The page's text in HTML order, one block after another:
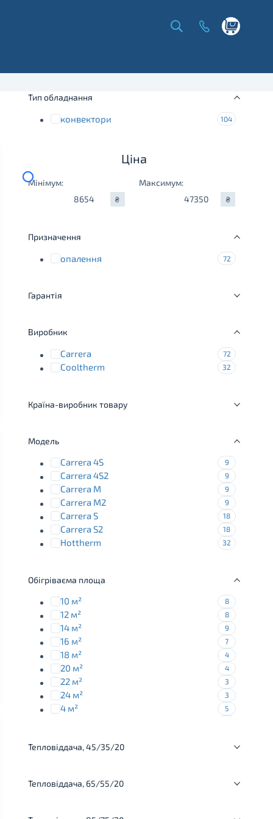
Shopping
Тип обладнання
конвектори 104
Ціна
Мінімум:
₴
Максимум:
₴
Призначення
опалення 72
Гарантія
Виробник
Carrera 72
Cooltherm 32
Країна-виробник товару
Модель
Carrera 4S 9
Carrera 4S2 9
Carrera M 9
Carrera M2 9
Carrera S 18
Carrera S2 18
Hottherm 32
Обігріваєма площа
10 м² 8
12 м² 8
14 м² 9
16 м² 7
18 м² 4
20 м² 4
22 м² 3
24 м² 3
4 м² 5
Тепловіддача, 45/35/20
Тепловіддача, 65/55/20